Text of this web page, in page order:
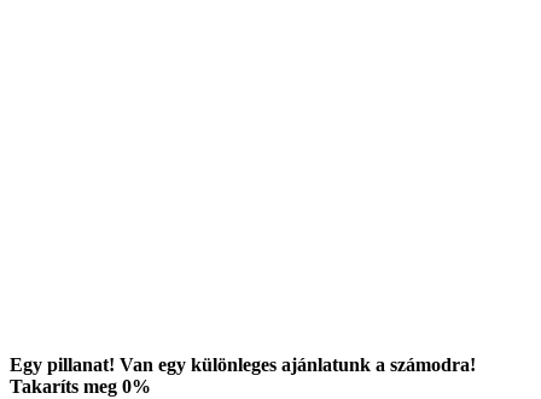
Egy pillanat! Van egy különleges ajánlatunk a számodra!
Takaríts meg 0%